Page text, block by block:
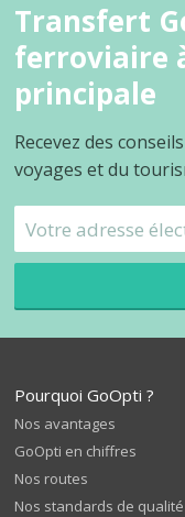
Transfert
ferroviaire
principale
Recevez des
voyages et du
Pourquoi GoOpti ?
Nos avantages
GoOpti en chiffres
Nos routes
Nos standards de qualité